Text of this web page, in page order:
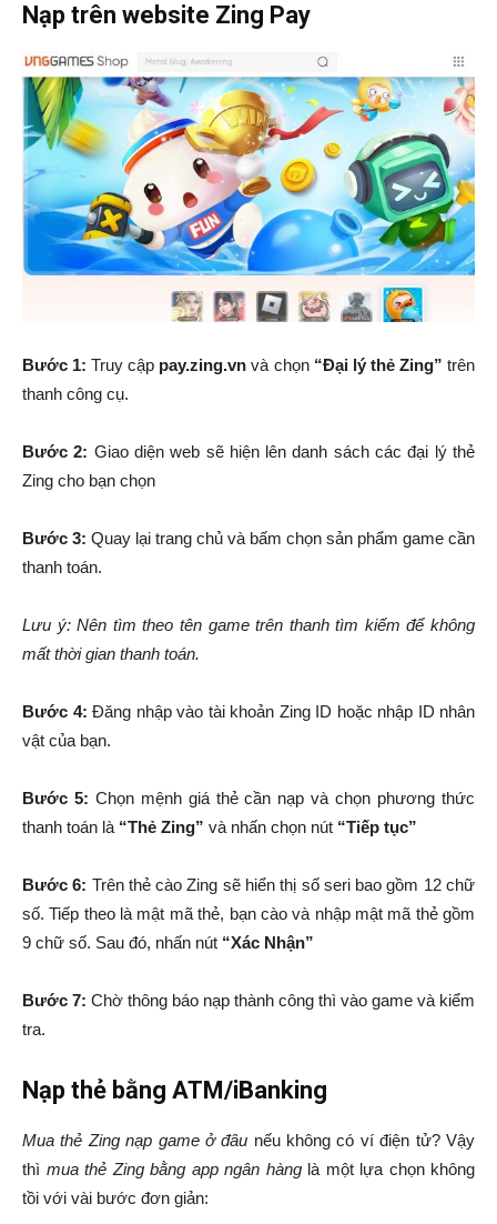
Nạp trên website Zing Pay
Bước 1: Truy cập pay.zing.vn và chọn “Đại lý thẻ Zing” trên
thanh công cụ.
Bước 2: Giao diện web sẽ hiện lên danh sách các đại lý thẻ
Zing cho bạn chọn
Bước 3: Quay lại trang chủ và bấm chọn sản phẩm game cần
thanh toán.
Lưu ý: Nên tìm theo tên game trên thanh tìm kiếm để không
mất thời gian thanh toán.
Bước 4: Đăng nhập vào tài khoản Zing ID hoặc nhập ID nhân
vật của bạn.
Bước 5: Chọn mệnh giá thẻ cần nạp và chọn phương thức
thanh toán là “Thẻ Zing” và nhấn chọn nút “Tiếp tục”
Bước 6: Trên thẻ cào Zing sẽ hiển thị số seri bao gồm 12 chữ
số. Tiếp theo là mật mã thẻ, bạn cào và nhập mật mã thẻ gồm
9 chữ số. Sau đó, nhấn nút “Xác Nhận”
Bước 7: Chờ thông báo nạp thành công thì vào game và kiểm
tra.
Nạp thẻ bằng ATM/iBanking
Mua thẻ Zing nạp game ở đâu nếu không có ví điện tử? Vậy
thì mua thẻ Zing bằng app ngân hànglà một lựa chọn không
tồi với vài bước đơn giản: